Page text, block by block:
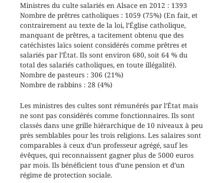
Ministres du culte salariés en Alsace en 2012 : 1393
Nombre de prêtres catholiques : 1059 (75%) (En fait, et
contrairement au texte de la loi, l’Église catholique,
manquant de prêtres, a tacitement obtenu que des
catéchistes laïcs soient considérés comme prêtres et
salariés par l’État. Ils sont environ 680, soit 64 % du
total des salariés catholiques, en toute illégalité).
Nombre de pasteurs : 306 (21%)
Nombre de rabbins : 28 (4%)
Les ministres des cultes sont rémunérés par l’État mais
ne sont pas considérés comme fonctionnaires. Ils sont
classés dans une grille hiérarchique de 10 niveaux à peu
près semblables pour les trois religions. Les salaires sont
comparables à ceux d’un professeur agrégé, sauf les
évêques, qui reconnaissent gagner plus de 5000 euros
par mois. Ils bénéficient tous d’une pension et d’un
régime de protection sociale.